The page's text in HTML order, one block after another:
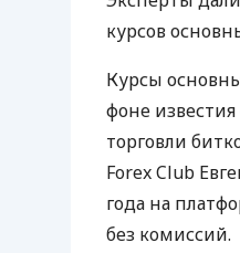
курсов
Курсы
фоне
торговли
Forex Club
года на
без комиссий.